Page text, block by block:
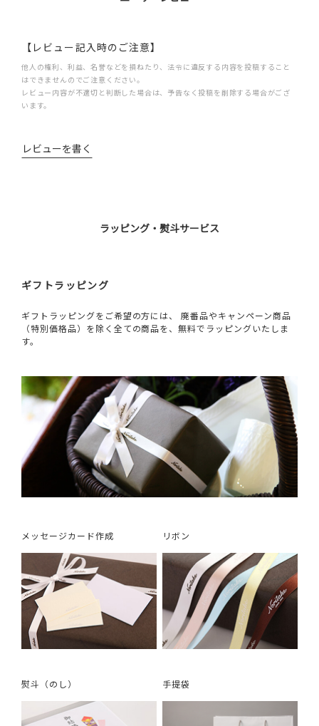
【レビュー記入時のご注意】
他人の権利、利益、名誉などを損ねたり、法令に違反する内容を投稿すること
はできませんのでご注意ください。
レビュー内容が不適切と判断した場合は、予告なく投稿を削除する場合がござ
います。
レビューを書く
ラッピング・熨斗サービス
ギフトラッピング
ギフトラッピングをご希望の方には、 廃番品やキャンペーン商品
（特別価格品）を除く全ての商品を、無料でラッピングいたしま
す。
メッセージカード作成 リボン
熨斗（のし） 手提袋